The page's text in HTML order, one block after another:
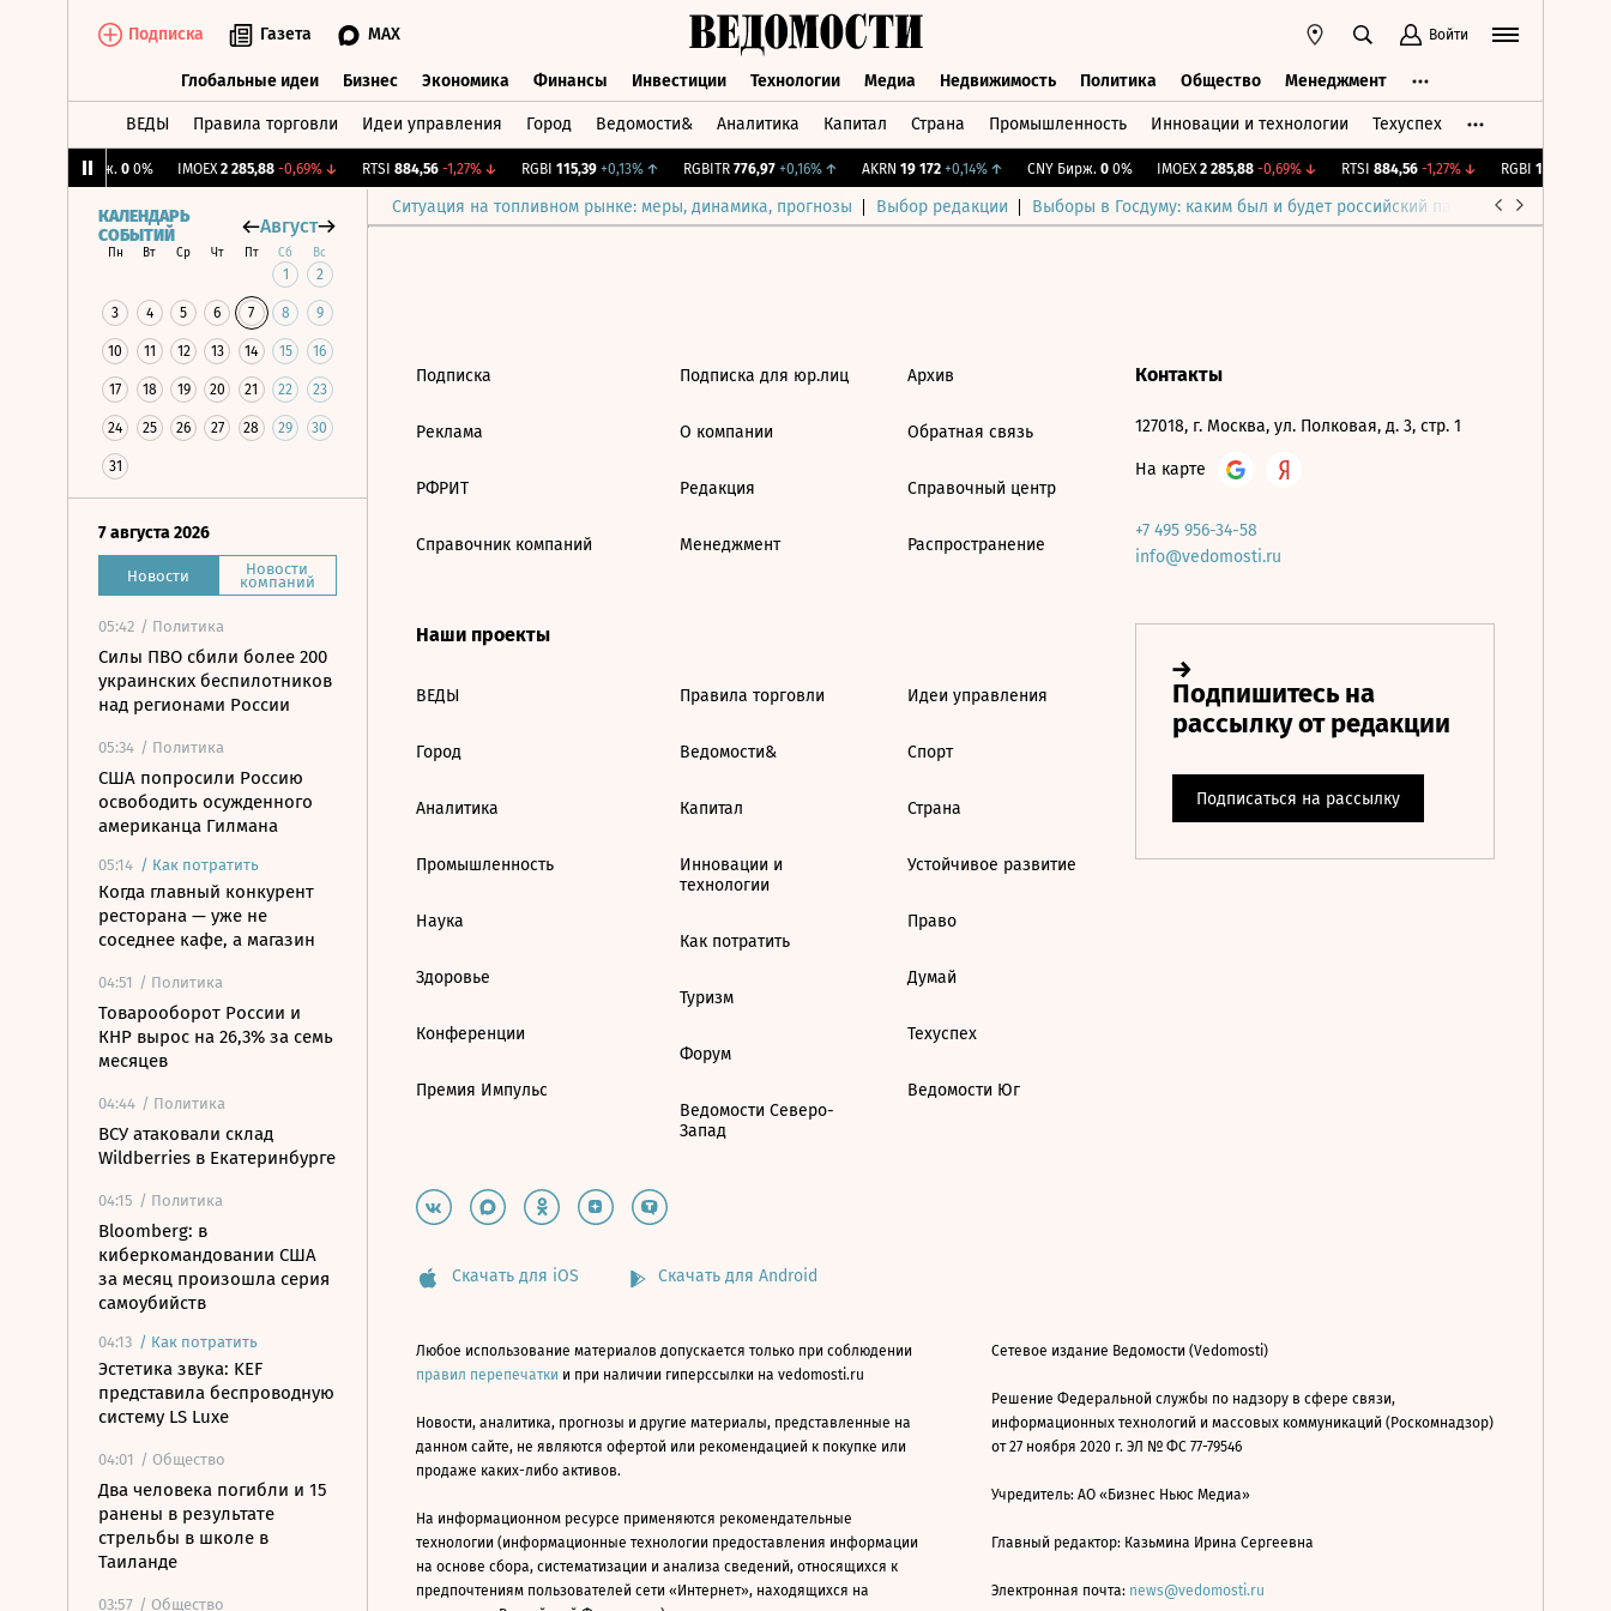
Подписка Газета MAX Войти
Глобальные идеи Бизнес Экономика Финансы Инвестиции Технологии Медиа Недвижимость Политика Общество Менеджмент
ВЕДЫ Правила торговли Идеи управления Город Ведомости& Аналитика Капитал Страна Промышленность Инновации и технологии Техуспех
0 0% IMOEX 2 285,88 -0,69%↓ RTSI 884,56 -1,27%↓ RGBI 115,39 +0,13%↑ RGBITR 776,97 +0,16%↑ AKRN 19 172 +0,14%↑ CNY Бирж. 0 0% IMOEX 2 285,88 -0,69%↓ RTSI 884,56 -1,27%↓ RGBI 115,39
Ситуация на топливном рынке: меры, динамика, прогнозы Выбор редакции Выборы в Госдуму: каким был и будет российский парламент
КАЛЕНДАРЬ
СОБЫТИЙ
Август
Пн Вт Ср Чт Пт Сб Вс
1 2
3 4 5 6 7 8 9
10 11 12 13 14 15 16
17 18 19 20 21 22 23
24 25 26 27 28 29 30
31
7 августа 2026
Новости Новости
компаний
05:42 / Политика
Силы ПВО сбили более 200
украинских беспилотников
над регионами России
05:34 / Политика
США попросили Россию
освободить осужденного
американца Гилмана
05:14 / Как потратить
Когда главный конкурент
ресторана — уже не
соседнее кафе, а магазин
04:51 / Политика
Товарооборот России и
КНР вырос на 26,3% за семь
месяцев
04:44 / Политика
ВСУ атаковали склад
Wildberries в Екатеринбурге
04:15 / Политика
Bloomberg: в
киберкомандовании США
за месяц произошла серия
самоубийств
04:13 / Как потратить
Эстетика звука: KEF
представила беспроводную
систему LS Luxe
04:01 / Общество
Два человека погибли и 15
ранены в результате
стрельбы в школе в
Таиланде
03:57 / Общество
Подписка
Реклама
РФРИТ
Справочник компаний
Подписка для юр.лиц
О компании
Редакция
Менеджмент
Архив
Обратная связь
Справочный центр
Распространение
Наши проекты
ВЕДЫ
Город
Аналитика
Промышленность
Наука
Здоровье
Конференции
Премия Импульс
Правила торговли
Ведомости&
Капитал
Инновации и
технологии
Как потратить
Туризм
Форум
Ведомости Северо-
Запад
Идеи управления
Спорт
Страна
Устойчивое развитие
Право
Думай
Техуспех
Ведомости Юг
Контакты
127018, г. Москва, ул. Полковая, д. 3, стр. 1
На карте
+7 495 956-34-58
info@vedomosti.ru
Скачать для iOS Скачать для Android
Любое использование материалов допускается только при соблюдении
правил перепечатки и при наличии гиперссылки на vedomosti.ru
Новости, аналитика, прогнозы и другие материалы, представленные на
данном сайте, не являются офертой или рекомендацией к покупке или
продаже каких-либо активов.
На информационном ресурсе применяются рекомендательные
технологии (информационные технологии предоставления информации
на основе сбора, систематизации и анализа сведений, относящихся к
предпочтениям пользователей сети «Интернет», находящихся на
Сетевое издание Ведомости (Vedomosti)
Решение Федеральной службы по надзору в сфере связи,
информационных технологий и массовых коммуникаций (Роскомнадзор)
от 27 ноября 2020 г. ЭЛ № ФС 77-79546
Учредитель: АО «Бизнес Ньюс Медиа»
Главный редактор: Казьмина Ирина Сергеевна
Электронная почта: news@vedomosti.ru